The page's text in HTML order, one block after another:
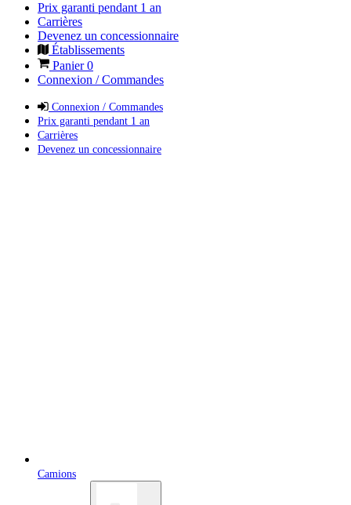
Prix garanti pendant 1 an
Carrières
Devenez un concessionnaire
Établissements
Panier0
Connexion / Commandes
Connexion / Commandes
Prix garanti pendant 1 an
Carrières
Devenez un concessionnaire
Camions